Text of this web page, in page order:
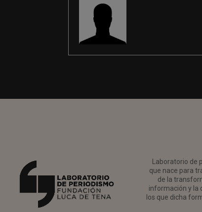
Laboratorio de
que nace para
de la
información y la
los que dicha